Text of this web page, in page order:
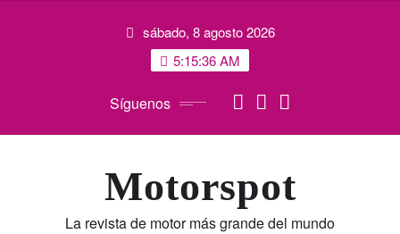
sábado, 8 agosto 2026
5:15:36 AM
Síguenos
Motorspot
La revista de motor más grande del mundo